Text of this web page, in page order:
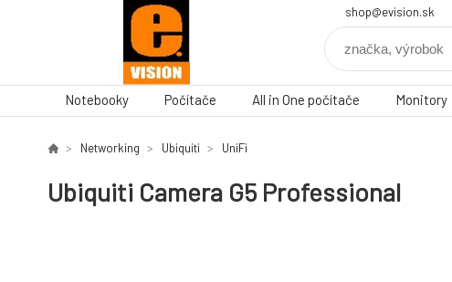
shop@evision.sk
Notebooky Počítače All in One počítače Monitory
Networking Ubiquiti UniFi
Ubiquiti Camera G5 Professional